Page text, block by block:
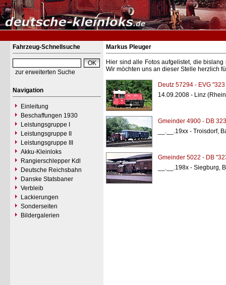
Fahrzeug-Schnellsuche
zur erweiterten Suche
Navigation
Einleitung
Beschaffungen 1930
Leistungsgruppe I
Leistungsgruppe II
Leistungsgruppe III
Akku-Kleinloks
Rangierschlepper Kdl
Deutsche Reichsbahn
Danske Statsbaner
Verbleib
Lackierungen
Sonderseiten
Bildergalerien
Markus Pleuger
Hier sind alle Fotos aufgelistet, die
Wir möchten uns an dieser Stelle herzlich
Deutz 57294 - EVG
14.09.2008 - Linz
Gmeinder 4900 - DB
__.__.19xx - Troisdorf,
Gmeinder 5022 - DB
__.__.198x - Siegburg,